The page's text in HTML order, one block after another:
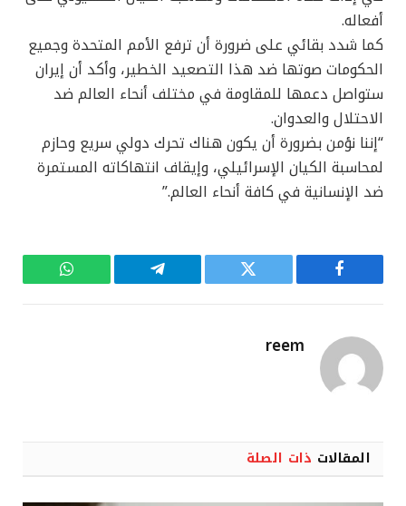
أفعاله.
كما شدد بقائي على ضرورة أن ترفع الأمم المتحدة وجميع
الحكومات صوتها ضد هذا التصعيد الخطير، وأكد أن إيران
ستواصل دعمها للمقاومة في مختلف أنحاء العالم ضد
الاحتلال والعدوان.
“إننا نؤمن بضرورة أن يكون هناك تحرك دولي سريع وحازم
لمحاسبة الكيان الإسرائيلي، وإيقاف انتهاكاته المستمرة
ضد الإنسانية في كافة أنحاء العالم.”
فيسبوك تويتر تيلقرام واتساب
reem
المقالات ذات الصلة